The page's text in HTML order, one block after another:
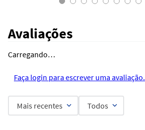
Avaliações
Carregando…
Faça login para escrever uma avaliação.
Mais recentes Todos